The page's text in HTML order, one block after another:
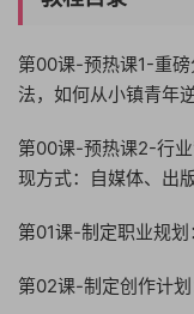
第00课-预热课1-重
法，如何从小镇青年
第00课-预热课2-行
现方式：自媒体、出
第01课-制定职业规
第02课-制定创作计